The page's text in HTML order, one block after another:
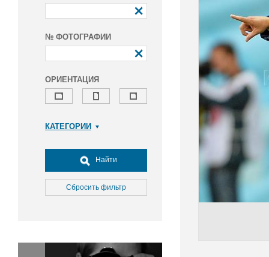
№ ФОТОГРАФИИ
ОРИЕНТАЦИЯ
КАТЕГОРИИ
Досуг, туризм и отдых
Культура
Медицина
Окружающая среда
Найти
Сбросить фильтр